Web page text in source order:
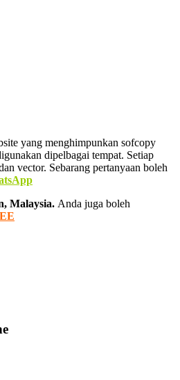
yang menghimpunkan sofcopy
dipelbagai tempat. Setiap
vector. Sebarang pertanyaan boleh
Malaysia. Anda juga boleh